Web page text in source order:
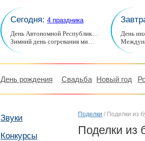
Сегодня: 4 праздника
День Автономной Республик…
Зимний день согревания ми…
День
День рождения Свадьба Новый год
Звуки
Конкурсы
Поделки / Поделки из
Поделки из